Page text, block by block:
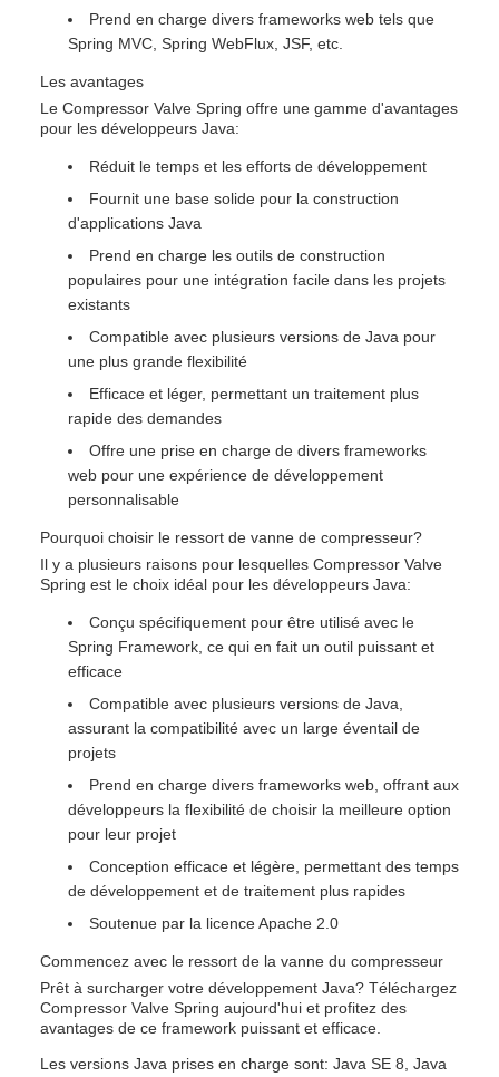
Prend en charge divers frameworks web tels que
Spring MVC, Spring WebFlux, JSF, etc.
Les avantages
Le Compressor Valve Spring offre une gamme d'avantages
pour les développeurs Java:
Réduit le temps et les efforts de développement
Fournit une base solide pour la construction
d'applications Java
Prend en charge les outils de construction
populaires pour une intégration facile dans les projets
existants
Compatible avec plusieurs versions de Java pour
une plus grande flexibilité
Efficace et léger, permettant un traitement plus
rapide des demandes
Offre une prise en charge de divers frameworks
web pour une expérience de développement
personnalisable
Pourquoi choisir le ressort de vanne de compresseur?
Il y a plusieurs raisons pour lesquelles Compressor Valve
Spring est le choix idéal pour les développeurs Java:
Conçu spécifiquement pour être utilisé avec le
Spring Framework, ce qui en fait un outil puissant et
efficace
Compatible avec plusieurs versions de Java,
assurant la compatibilité avec un large éventail de
projets
Prend en charge divers frameworks web, offrant aux
développeurs la flexibilité de choisir la meilleure option
pour leur projet
Conception efficace et légère, permettant des temps
de développement et de traitement plus rapides
Soutenue par la licence Apache 2.0
Commencez avec le ressort de la vanne du compresseur
Prêt à surcharger votre développement Java? Téléchargez
Compressor Valve Spring aujourd'hui et profitez des
avantages de ce framework puissant et efficace.
Les versions Java prises en charge sont: Java SE 8, Java